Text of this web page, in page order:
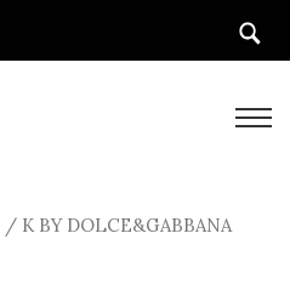
/ K BY DOLCE&GABBANA